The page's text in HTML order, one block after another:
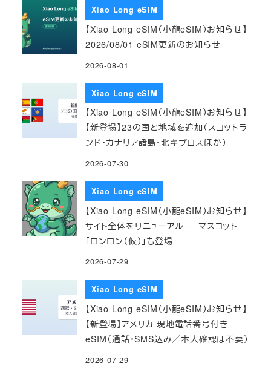
Xiao Long eSIM
【Xiao Long eSIM（小龍eSIM）お知らせ】
2026/08/01 eSIM更新のお知らせ
2026-08-01
Xiao Long eSIM
【Xiao Long eSIM（小龍eSIM）お知らせ】
【新登場】23の国と地域を追加（スコットラ
ンド・カナリア諸島・北キプロスほか）
2026-07-30
Xiao Long eSIM
【Xiao Long eSIM（小龍eSIM）お知らせ】
サイト全体をリニューアル — マスコット
「ロンロン（仮）」も登場
2026-07-29
Xiao Long eSIM
【Xiao Long eSIM（小龍eSIM）お知らせ】
【新登場】アメリカ 現地電話番号付き
eSIM（通話・SMS込み／本人確認は不要）
2026-07-29